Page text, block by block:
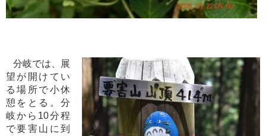
分岐では、展
望が開けてい
る場所で小休
憩をとる。分
岐から10分程
で要害山に到